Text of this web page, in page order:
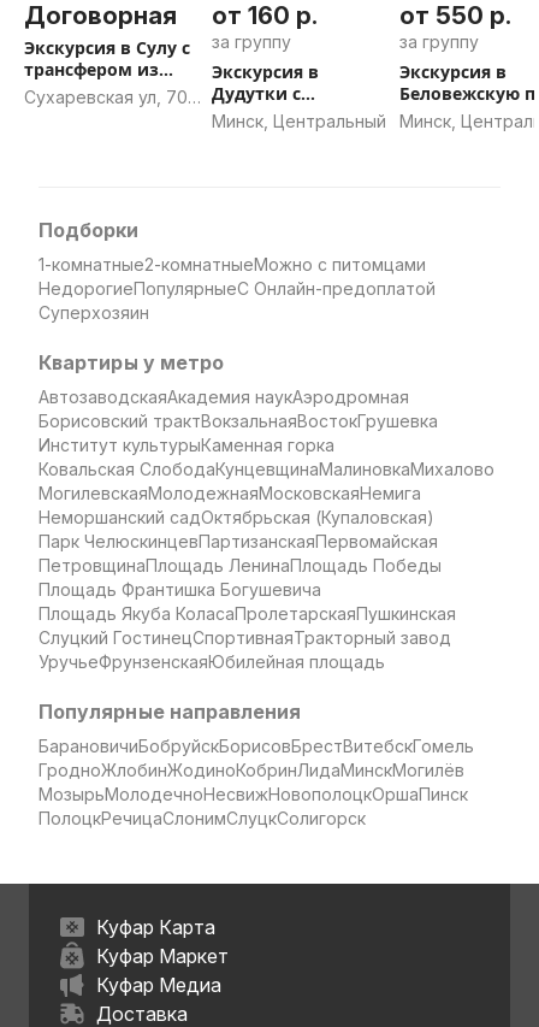
Договорная
Экскурсия в Сулу с
трансфером из
Минска
Сухаревская ул, 70,
от 160 р.
за группу
Экскурсия в
Дудутки с
трансфером из
Минска
Минск, Центральный
от 550 р.
за группу
Экскурсия в
Беловежскую
с трансфером
Минска
Минск,
Подборки
1-комнатные2-комнатныеМожно с питомцами
НедорогиеПопулярныеС Онлайн-предоплатой
Суперхозяин
Квартиры у метро
АвтозаводскаяАкадемия наукАэродромная
Борисовский трактВокзальнаяВостокГрушевка
Институт культурыКаменная горка
Ковальская СлободаКунцевщинаМалиновкаМихалово
МогилевскаяМолодежнаяМосковскаяНемига
Неморшанский садОктябрьская (Купаловская)
Парк ЧелюскинцевПартизанскаяПервомайская
ПетровщинаПлощадь ЛенинаПлощадь Победы
Площадь Франтишка Богушевича
Площадь Якуба КоласаПролетарскаяПушкинская
Слуцкий ГостинецСпортивнаяТракторный завод
УручьеФрунзенскаяЮбилейная площадь
Популярные направления
БарановичиБобруйскБорисовБрестВитебскГомель
ГродноЖлобинЖодиноКобринЛидаМинскМогилёв
МозырьМолодечноНесвижНовополоцкОршаПинск
ПолоцкРечицаСлонимСлуцкСолигорск
Куфар Карта
Куфар Маркет
Куфар Медиа
Доставка